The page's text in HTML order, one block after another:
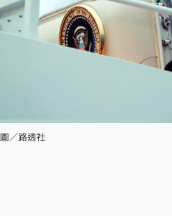
圖／路透社